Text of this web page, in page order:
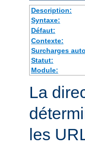
Description:
Syntaxe:
Défaut:
Contexte:
Surcharges
Statut:
Module:
La
les